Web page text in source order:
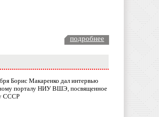
подробнее
Борис Макаренко дал интервью
порталу НИУ ВШЭ, посвященное
СССР